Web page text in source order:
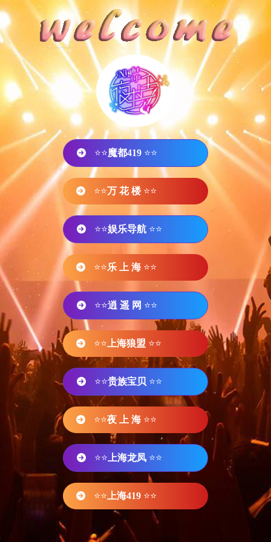
⭐⭐魔都419 ⭐⭐
⭐⭐万 花 楼 ⭐⭐
⭐⭐娱乐导航 ⭐⭐
⭐⭐乐 上 海 ⭐⭐
⭐⭐逍 遥 网 ⭐⭐
⭐⭐ 上海狼盟 ⭐⭐
⭐⭐贵族宝贝 ⭐⭐
⭐⭐夜 上 海 ⭐⭐
⭐⭐ 上海龙凤 ⭐⭐
⭐⭐ 上海419 ⭐⭐